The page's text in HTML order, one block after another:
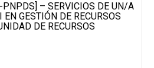
– SERVICIOS DE UN/A
GESTIÓN DE RECURSOS
DE RECURSOS